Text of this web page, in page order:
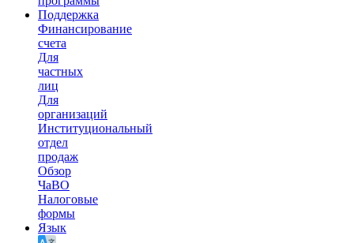
Поддержка
Финансирование
счета
Для
частных
лиц
Для
организаций
Институциональный
отдел
продаж
Обзор
ЧаВО
Налоговые
формы
Язык